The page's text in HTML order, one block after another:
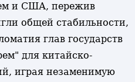
и США, пережив
общей стабильности,
глав государств
для китайско-
играя незаменимую